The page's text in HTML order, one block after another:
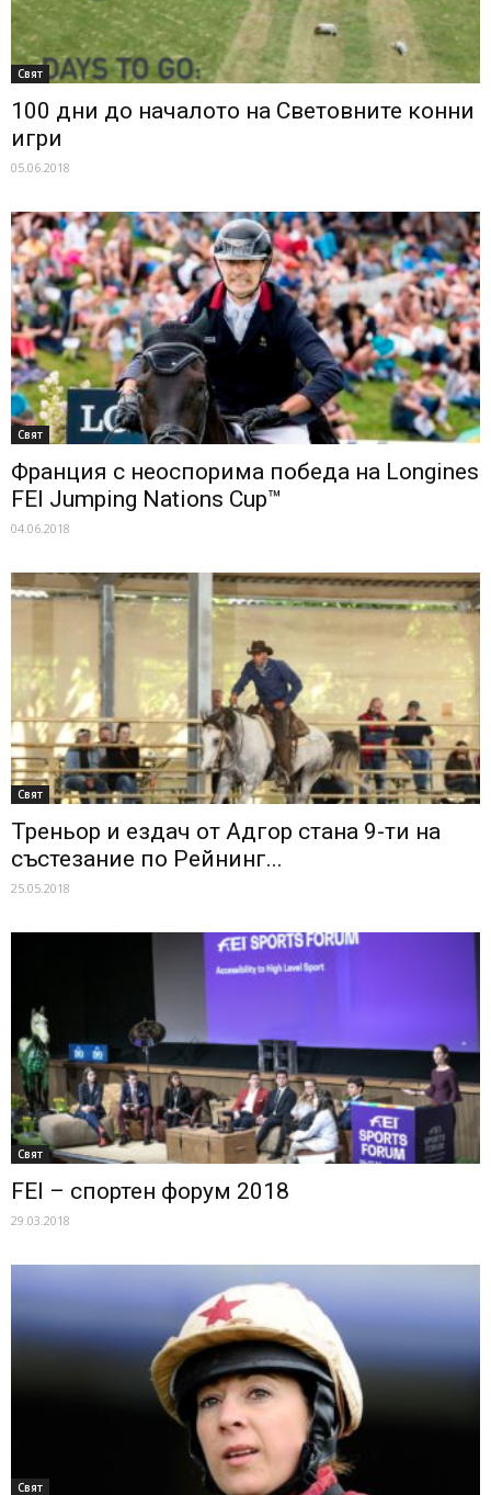
Свят
100 дни до началото на Световните конни
игри
05.06.2018
Свят
Франция с неоспорима победа на Longines
FEI Jumping Nations Cup™
04.06.2018
Свят
Треньор и ездач от Адгор стана 9-ти на
състезание по Рейнинг...
25.05.2018
Свят
FEI – спортен форум 2018
29.03.2018
Свят